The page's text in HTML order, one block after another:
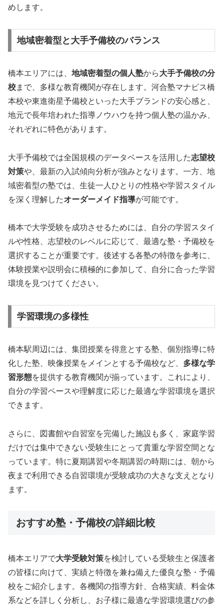
めします。
地域密着型と大手予備校のバランス
橋本エリアには、 地域密着型の個人塾から大手予備校の分
校まで、多様な教育機関が存在します。河合塾マナビス橋
本校や東進衛星予備校といった大手ブランドの安心感と、
地元で長年培われた指導ノウハウを持つ個人塾の温かみ、
それぞれに特色があります。
大手予備校では全国規模のデータベースを活用した志望校
対策や、最新の入試傾向分析が強みとなります。一方、地
域密着型の塾では、生徒一人ひとりの性格や学習スタイル
を深く理解したオーダーメイド指導が可能です。
橋本で大学受験を成功させるためには、自分の学習スタイ
ルや性格、志望校のレベルに応じて、最適な塾・予備校を
選択することが重要です。後述する各塾の特徴を参考に、
体験授業や説明会に積極的に参加して、自分に合った学習
環境を見つけてください。
学習環境の多様性
橋本駅周辺には、集団授業を得意とする塾、個別指導に特
化した塾、映像授業をメインとする予備校など、 多様な学
習形態を提供する教育機関が揃っています。これにより、
自分の学習ペースや理解度に応じた最適な学習環境を選択
できます。
さらに、図書館や自習室を完備した施設も多く、家庭学習
だけでは集中できない受験生にとって貴重な学習空間とな
っています。特に夏期講習や冬期講習の時期には、朝から
夜まで利用できる自習環境が受験成功の大きな支えとなり
ます。
おすすめ塾・予備校の詳細比較
橋本エリアで大学受験対策を検討している受験生と保護者
の皆様に向けて、実績と特徴を兼ね備えた優良な塾・予備
校をご紹介します。各機関の指導方針、合格実績、料金体
系などを詳しく分析し、お子様に最適な学習環境選びの参